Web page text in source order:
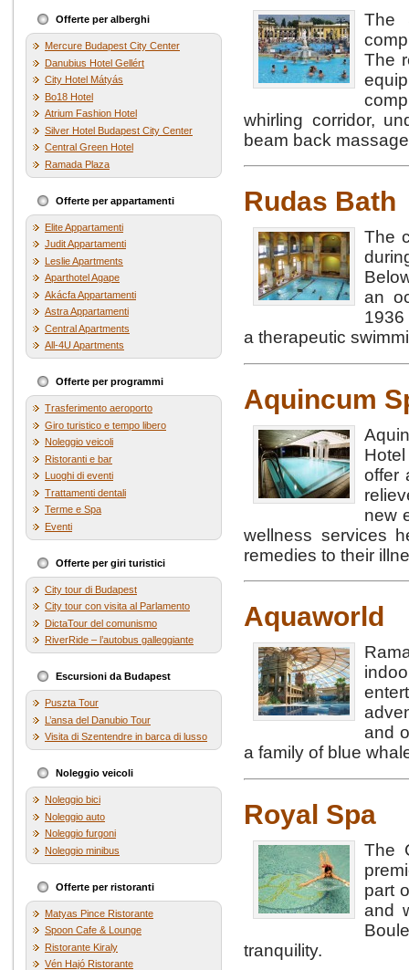
Offerte per alberghi
Mercure Budapest City Center
Danubius Hotel Gellért
City Hotel Mátyás
Bo18 Hotel
Atrium Fashion Hotel
Silver Hotel Budapest City Center
Central Green Hotel
Ramada Plaza
Offerte per appartamenti
Elite Appartamenti
Judit Appartamenti
Leslie Apartments
Aparthotel Agape
Akácfa Appartamenti
Astra Appartamenti
Central Apartments
All-4U Apartments
Offerte per programmi
Trasferimento aeroporto
Giro turistico e tempo libero
Noleggio veicoli
Ristoranti e bar
Luoghi di eventi
Trattamenti dentali
Terme e Spa
Eventi
Offerte per giri turistici
City tour di Budapest
City tour con visita al Parlamento
DictaTour del comunismo
RiverRide – l’autobus galleggiante
Escursioni da Budapest
Puszta Tour
L’ansa del Danubio Tour
Visita di Szentendre in barca di lusso
Noleggio veicoli
Noleggio bici
Noleggio auto
Noleggio furgoni
Noleggio minibus
Offerte per ristoranti
Matyas Pince Ristorante
Spoon Cafe & Lounge
Ristorante Kiraly
Vén Hajó Ristorante
The
The
whirling corridor,
beam back
Rudas Bath
The
an
1936
a therapeutic
Aquincum
offer
new
wellness services
remedies to their
Aquaworld
and
a family of blue
Royal Spa
The
part
and
tranquility.